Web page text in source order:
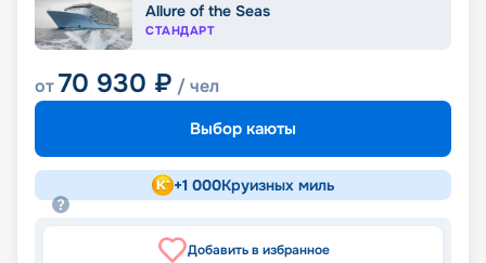
Allure of the Seas
СТАНДАРТ
от70 930 ₽ / чел
Выбор каюты
+1 000Круизных миль
Добавить в избранное